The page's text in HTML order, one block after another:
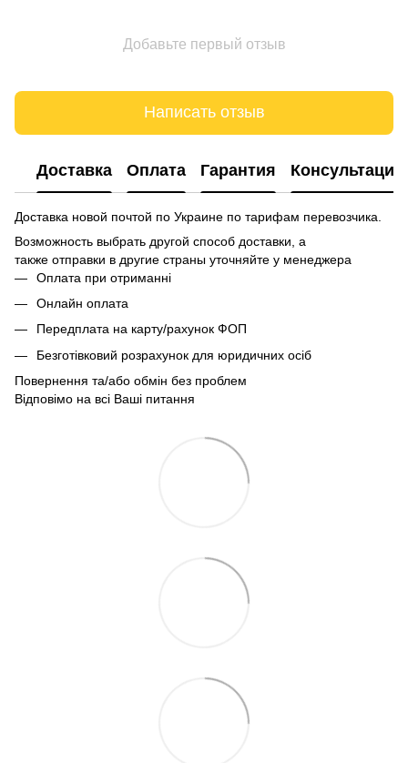
Добавьте первый отзыв
Написать отзыв
Доставка Оплата Гарантия Консультация
Доставка новой почтой по Украине по тарифам перевозчика.
Возможность выбрать другой способ доставки, а
также отправки в другие страны уточняйте у менеджера
Оплата при отриманні
Онлайн оплата
Передплата на карту/рахунок ФОП
Безготівковий розрахунок для юридичних осіб
Повернення та/або обмін без проблем
Відповімо на всі Ваші питання